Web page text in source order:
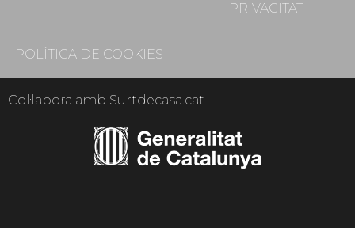
PRIVACITAT
POLÍTICA DE COOKIES
Col·labora amb Surtdecasa.cat